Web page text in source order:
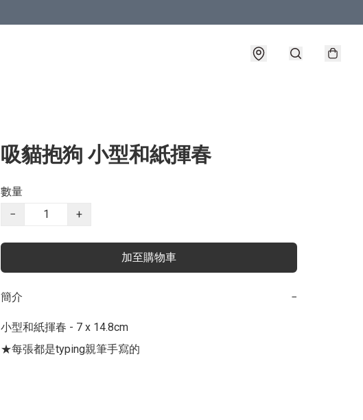
吸貓抱狗 小型和紙揮春
數量
−
+
加至購物車
簡介 −
小型和紙揮春 - 7 x 14.8cm
★每張都是typing親筆手寫的